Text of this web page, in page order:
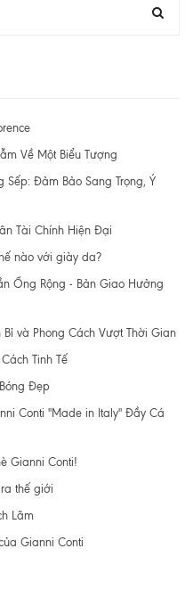
Về Một Biểu Tượng
Sếp: Đảm Bảo Sang Trọng, Ý
Tài Chính Hiện Đại
nào với giày da?
Ống Rộng - Bản Giao Hưởng
và Phong Cách Vượt Thời Gian
Tinh Tế
Đẹp
Conti "Made in Italy" Đầy Cá
Gianni Conti!
thế giới
Lãm
Gianni Conti